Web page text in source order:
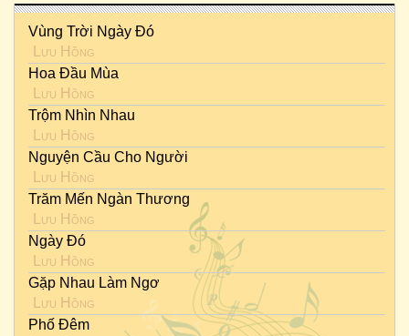
Vùng Trời Ngày Đó
Lưu Hồng
Hoa Đầu Mùa
Lưu Hồng
Trộm Nhìn Nhau
Lưu Hồng
Nguyện Cầu Cho Người
Lưu Hồng
Trăm Mến Ngàn Thương
Lưu Hồng
Ngày Đó
Lưu Hồng
Gặp Nhau Làm Ngơ
Lưu Hồng
Phố Đêm